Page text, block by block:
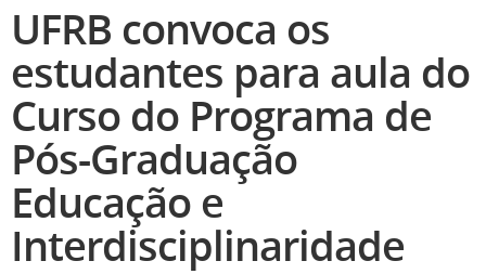
UFRB convoca os
estudantes para aula do
Curso do Programa de
Pós-Graduação
Educação e
Interdisciplinaridade